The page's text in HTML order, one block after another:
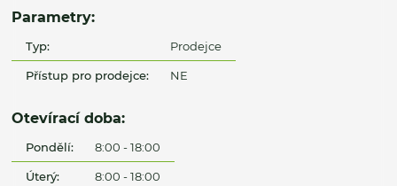
Parametry:
Typ: Prodejce
Přístup pro prodejce: NE
Otevírací doba:
Pondělí: 8:00 - 18:00
Úterý: 8:00 - 18:00